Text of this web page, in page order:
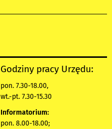
Godziny pracy Urzędu:
pon. 7.30-18.00,
wt.-pt. 7.30-15.30
Informatorium:
pon. 8.00-18.00;